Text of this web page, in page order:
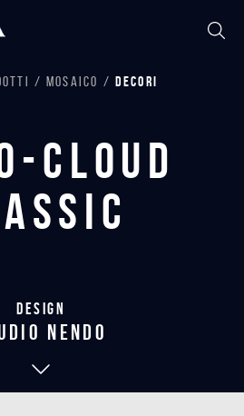
MOSAICO DECORI
Cloud
Design
nendo